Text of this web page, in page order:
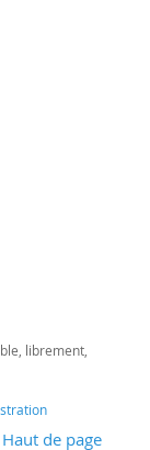
librement,
Haut de page